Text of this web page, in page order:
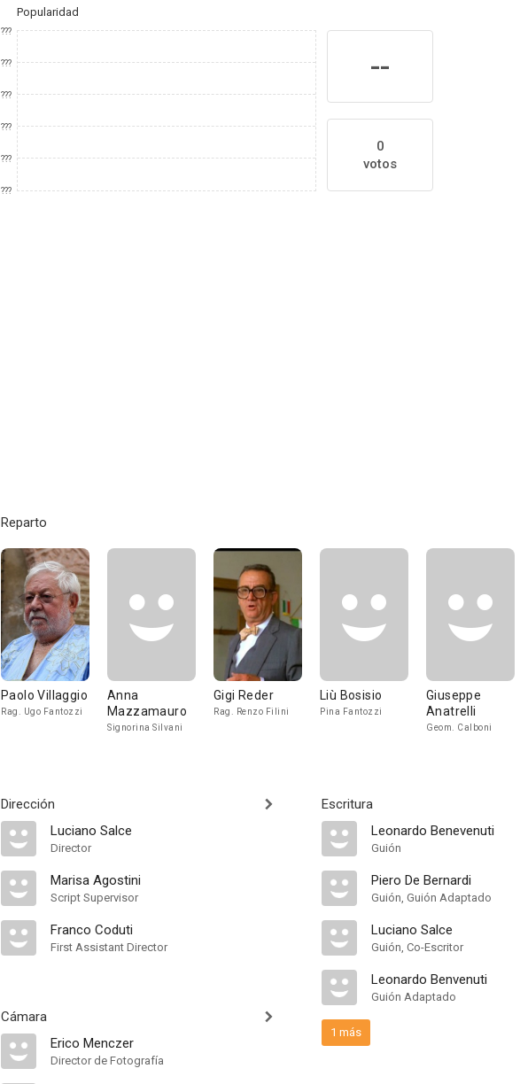
Popularidad
???
???
???
???
???
???
--
0
votos
Reparto
Paolo Villaggio
Rag. Ugo Fantozzi
Anna
Mazzamauro
Signorina Silvani
Gigi Reder
Rag. Renzo Filini
Liù Bosisio
Pina Fantozzi
Giuseppe
Anatrelli
Geom. Calboni
Dirección
Luciano Salce
Director
Marisa Agostini
Script Supervisor
Franco Coduti
First Assistant Director
Cámara
Erico Menczer
Director de Fotografía
Escritura
Leonardo Benevenuti
Guión
Piero De Bernardi
Guión, Guión Adaptado
Luciano Salce
Guión, Co-Escritor
Leonardo Benvenuti
Guión Adaptado
1 más